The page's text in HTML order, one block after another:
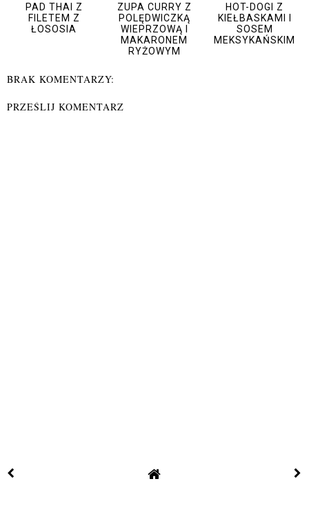
PAD THAI Z
FILETEM Z
ŁOSOSIA
ZUPA CURRY Z
POLĘDWICZKĄ
WIEPRZOWĄ I
MAKARONEM
RYŻOWYM
HOT-DOGI Z
KIEŁBASKAMI I
SOSEM
MEKSYKAŃSKIM
BRAK KOMENTARZY:
PRZEŚLIJ KOMENTARZ